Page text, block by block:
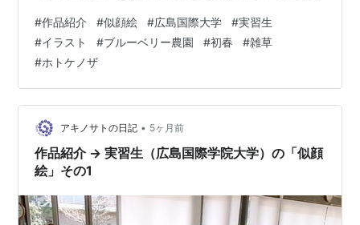
た人：なつめ班女性（色鉛筆使用） ⑥描いた人：けやき
班男性（マッキー使用） ⑦描いた人：けやき班男性（マ
ッキー使用） ⑧描いた人：けやき班女性（マッキー使
用） 遊フォト698 3月7日の東広島市豊栄町のブルーベリ
ー農園 初春のブルーベリー畑の雑草 春がどんどんやって
くると地べたのホトケノザも…
#作品紹介 #似顔絵 #広島国際大学 #実習生
#イラスト #ブルーベリー農園 #初春 #雑草
#ホトケノザ
アキノサトの日記 • 5ヶ月前
作品紹介 → 実習生（広島国際学院大学）の「似顔
絵」その1